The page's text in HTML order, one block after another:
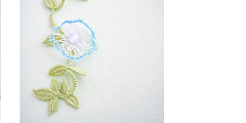
ごいわねー。 アロマは桜の香り。 穏
やかに軽く漂う感じなので、家族にも
受け入れやすそうです。 #どこでもホ
ビーショー #アロマディフューザー